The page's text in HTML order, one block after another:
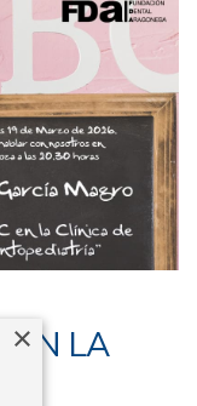
EN LA
×